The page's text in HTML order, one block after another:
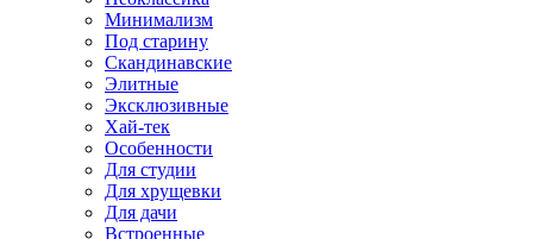
Минимализм
Под старину
Скандинавские
Элитные
Эксклюзивные
Хай-тек
Особенности
Для студии
Для хрущевки
Для дачи
Встроенные